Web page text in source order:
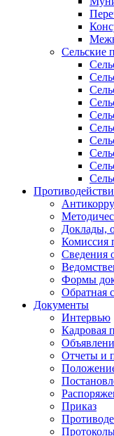
Сельские
Доклады,
Комиссия
Сведения
Формы
Обратная
Документы
Интервью
Кадровая
Отчеты и
Приказ